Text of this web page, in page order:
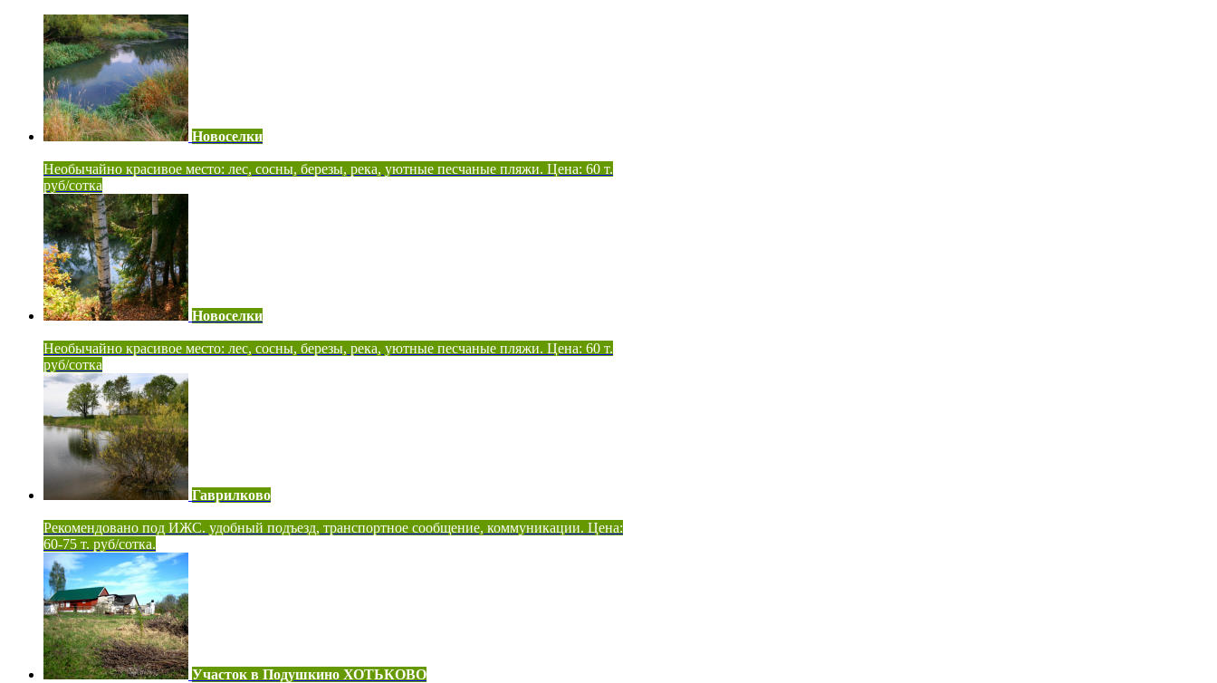
Новоселки
Необычайно красивое место: лес, сосны, березы, река, уютные песчаные пляжи. Цена: 60 т.
руб/сотка
Новоселки
Необычайно красивое место: лес, сосны, березы, река, уютные песчаные пляжи. Цена: 60 т.
руб/сотка
Гаврилково
Рекомендовано под ИЖС. удобный подъезд, транспортное сообщение, коммуникации. Цена:
60-75 т. руб/сотка.
Участок в Подушкино ХОТЬКОВО